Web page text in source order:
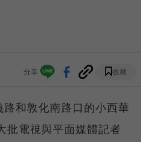
分享 收藏
和敦化南路口的小西華
批電視與平面媒體記者